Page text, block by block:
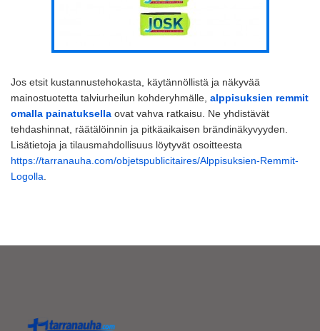
Jos etsit kustannustehokasta, käytännöllistä ja näkyvää
mainostuotetta talviurheilun kohderyhmälle, alppisuksien remmit
omalla painatuksella ovat vahva ratkaisu. Ne yhdistävät
tehdashinnat, räätälöinnin ja pitkäaikaisen brändinäkyvyyden.
Lisätietoja ja tilausmahdollisuus löytyvät osoitteesta
https://tarranauha.com/objetspublicitaires/Alppisuksien-Remmit-
Logolla.